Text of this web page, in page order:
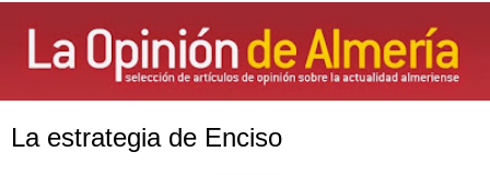
La estrategia de Enciso